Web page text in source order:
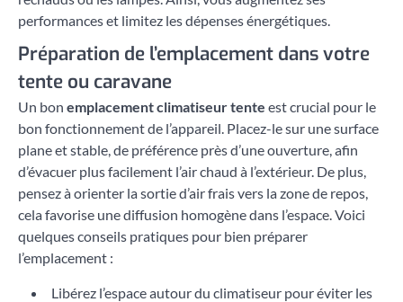
performances et limitez les dépenses énergétiques.
Préparation de l’emplacement dans votre
tente ou caravane
Un bon emplacement climatiseur tente est crucial pour le
bon fonctionnement de l’appareil. Placez-le sur une surface
plane et stable, de préférence près d’une ouverture, afin
d’évacuer plus facilement l’air chaud à l’extérieur. De plus,
pensez à orienter la sortie d’air frais vers la zone de repos,
cela favorise une diffusion homogène dans l’espace. Voici
quelques conseils pratiques pour bien préparer
l’emplacement :
Libérez l’espace autour du climatiseur pour éviter les